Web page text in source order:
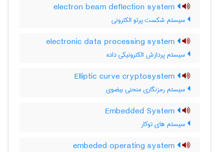
سیستم شکست پرتو الکترونی
سیستم پردازش الکترونیکی داده
سیستم رمزنگاری منحنی بیضوی
سیستم های توکار